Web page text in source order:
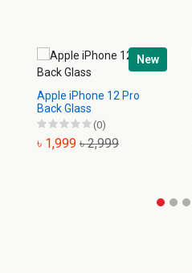
New
Apple iPhone 12 Pro
Back Glass
(0)
৳ 1,999 ৳ 2,999